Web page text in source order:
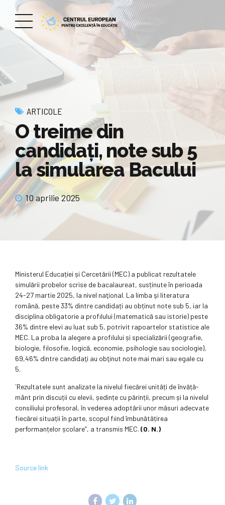
ARTICOLE
O treime din
candidaţi, note sub 5
la simularea Bacului
10 aprilie 2025
Ministerul Educației și Cercetării (MEC) a publicat rezultatele
simulării probelor scrise de bacalaureat, susținute în perioada
24-27 martie 2025, la nivel naţional. La limba şi literatura
română, peste 33% dintre candidați au obținut note sub 5, iar la
disciplina obligatorie a profilului (matematică sau istorie) peste
36% dintre elevi au luat sub 5, potrivit rapoartelor statistice ale
MEC. La proba la alegere a profilului și specializării (geografie,
biologie, filosofie, logică, economie, psihologie sau sociologie),
69,46% dintre candidaţi au obţinut note mai mari sau egale cu
5.
`Rezultatele sunt analizate la nivelul fiecărei unități de învăță­
mânt prin discuții cu elevii, ședințe cu părinții, precum și la nivelul
consiliului profesoral, în vederea adoptării unor măsuri adecvate
fiecărei situații în parte, scopul fiind îmbunătățirea
performanțelor șco­lare”, a transmis MEC. (O. N.)
Source link